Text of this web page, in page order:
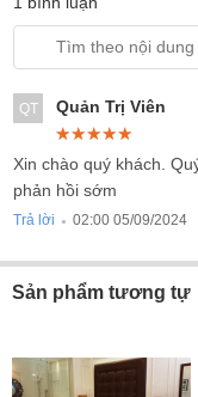
QT Quản Trị Viên
★★★★★
★★★★★
★★★★★
Xin chào quý khách.
phản hồi sớm
Trả lời ● 02:00 05/09/2024
Sản phẩm tương tự